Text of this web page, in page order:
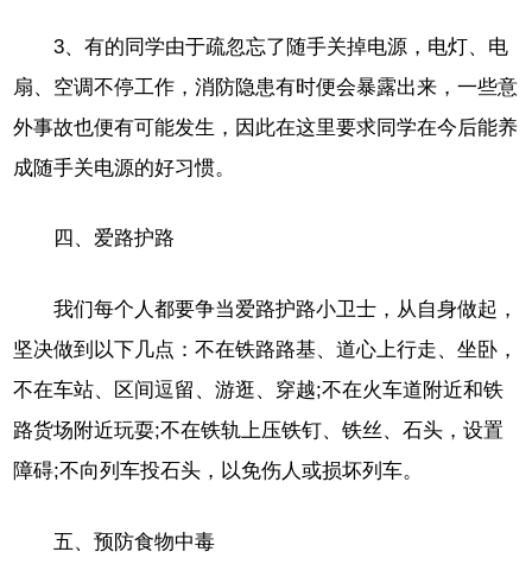
3、有的同学由于疏忽忘了随手关掉电源，电灯、电
扇、空调不停工作，消防隐患有时便会暴露出来，一些意
外事故也便有可能发生，因此在这里要求同学在今后能养
成随手关电源的好习惯。
四、爱路护路
我们每个人都要争当爱路护路小卫士，从自身做起，
坚决做到以下几点：不在铁路路基、道心上行走、坐卧，
不在车站、区间逗留、游逛、穿越;不在火车道附近和铁
路货场附近玩耍;不在铁轨上压铁钉、铁丝、石头，设置
障碍;不向列车投石头，以免伤人或损坏列车。
五、预防食物中毒